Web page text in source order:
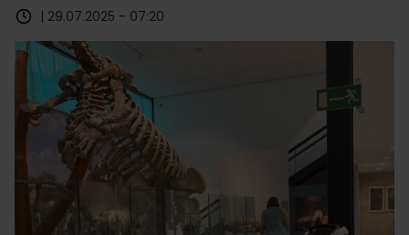
| 29.07.2025 - 07:20